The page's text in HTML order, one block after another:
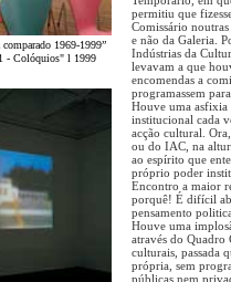
1969-1999”
- Colóquios" l 1999
permitiu que
Comissário
e não da Galeria.
Indústrias da
levavam a que
encomendas a
programassem
Houve uma asfixia
institucional cada
acção cultural.
ou do IAC, na
ao espírito que
próprio poder
Encontro a maior
porquê! É difícil
pensamento
Houve uma
através do Quadro
culturais, passada
própria, sem
públicas nem